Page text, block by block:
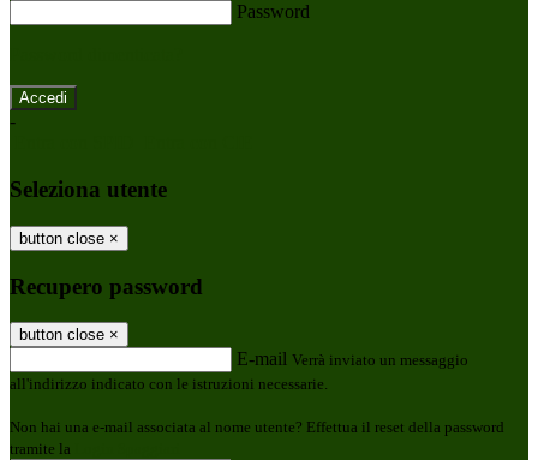
Password
-
Seleziona utente
button close ×
Recupero password
button close ×
E-mail Verrà inviato un messaggio
all'indirizzo indicato con le istruzioni necessarie.
Non hai una e-mail associata al nome utente? Effettua il reset della password
tramite la